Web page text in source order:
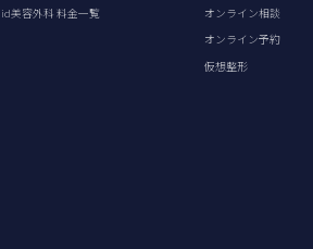
id美容外科 料金一覧
オンライン相談
オンライン予約
仮想整形